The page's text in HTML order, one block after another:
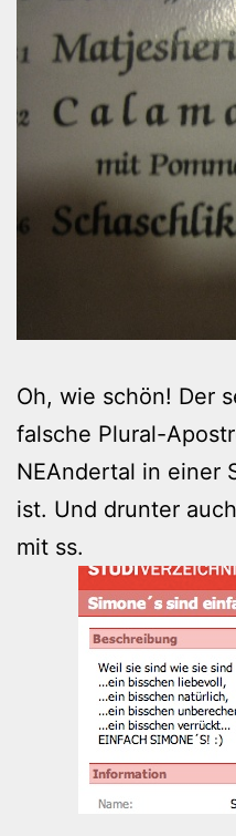
Oh, wie schön! Der
falsche Plural-
NEAndertal in einer
ist. Und drunter
mit ss.